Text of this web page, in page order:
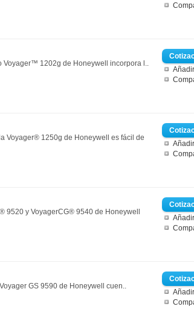
Voyager™ 1202g de Honeywell incorpora l..
Voyager® 1250g de Honeywell es fácil de
9520 y VoyagerCG® 9540 de Honeywell
GS 9590 de Honeywell cuen..